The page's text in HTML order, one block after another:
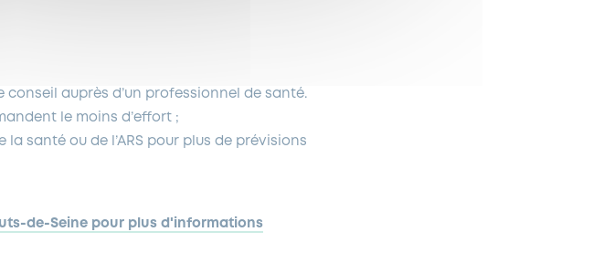
auprès d’un professionnel de santé.
le moins d’effort ;
santé ou de l’ARS pour plus de prévisions
de-Seine pour plus d'informations